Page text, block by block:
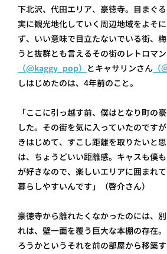
下北沢、代田エリア、豪徳寺。目まぐ
実に観光地化していく周辺地域をよそ
ず、いい意味で目立たないでいる街、
うと抜群とも言えるその街のレトロマ
（@kaggy_pop） とキャサリンさん
しはじめたのは、4年前のこと。
「ここに引っ越す前、僕はとなり町の
した。その街を気に入っていたのです
きはじめて、すこし距離を取りたいと
は、ちょうどいい距離感。キャスも僕
が好きなので、楽しいエリアに囲まれ
暮らしやすいんです」（啓介さん）
豪徳寺から離れたくなかったのには、
れは、壁一面を覆う巨大な本棚の存在
ろうかというそれを前の部屋から移築